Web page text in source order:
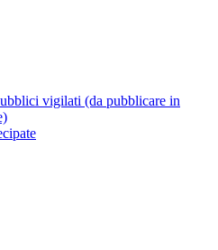
vigilati (da pubblicare in